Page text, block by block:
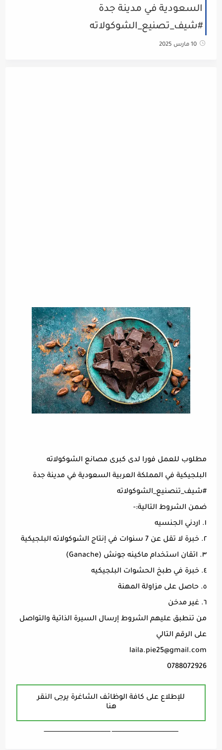
السعودية في مدينة جدة
#شيف_تصنيع_الشوكولاته
10 مارس 2025
مطلوب للعمل فورا لدى كبرى مصانع الشوكولاته
البلجيكية في المملكة العربية السعودية في مدينة جدة
#شيف_تنصنيع_الشوكولاته
ضمن الشروط التالية:-
١. اردني الجنسيه
٢. خبرة لا تقل عن 7 سنوات في إنتاج الشوكولاته البلجيكية
٣. اتقان استخدام ماكينه جونش (Ganache)
٤. خبرة في طبخ الحشوات البلجيكيه
٥. حاصل على مزاولة المهنة
٦. غير مدخن
من تنطبق عليهم الشروط إرسال السيرة الذاتية والتواصل
على الرقم التالي
laila.pie25@gmail.com
0788072926
للإطلاع على كافة الوظائف الشاغرة يرجى النقر
هنا
ـــــــــــــــــــــــــــــــــــــــــــــــــــــــــــــــــــ ـــــــــــــــــــــــــــــــــــــــــــــــــــــــــــــــــــ